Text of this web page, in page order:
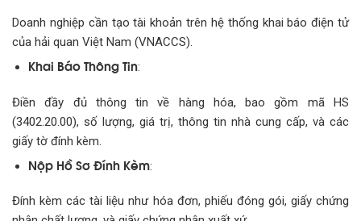
Doanh nghiệp cần tạo tài khoản trên hệ thống khai báo điện tử
của hải quan Việt Nam (VNACCS).
Khai Báo Thông Tin:
Điền đầy đủ thông tin về hàng hóa, bao gồm mã HS
(3402.20.00), số lượng, giá trị, thông tin nhà cung cấp, và các
giấy tờ đính kèm.
Nộp Hồ Sơ Đính Kèm:
Đính kèm các tài liệu như hóa đơn, phiếu đóng gói, giấy chứng